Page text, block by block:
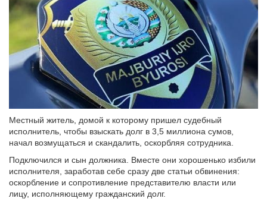
Местный житель, домой к которому пришел судебный
исполнитель, чтобы взыскать долг в 3,5 миллиона сумов,
начал возмущаться и скандалить, оскорбляя сотрудника.
Подключился и сын должника. Вместе они хорошенько избили
исполнителя, заработав себе сразу две статьи обвинения:
оскорбление и сопротивление представителю власти или
лицу, исполняющему гражданский долг.